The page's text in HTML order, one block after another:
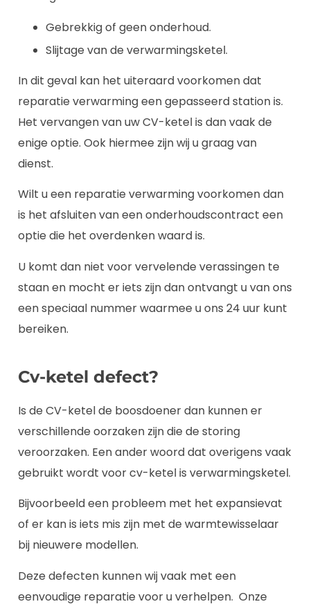
Gebrekkig of geen onderhoud.
Slijtage van de verwarmingsketel.
In dit geval kan het uiteraard voorkomen dat
reparatie verwarming een gepasseerd station is.
Het vervangen van uw CV-ketel is dan vaak de
enige optie. Ook hiermee zijn wij u graag van
dienst.
Wilt u een reparatie verwarming voorkomen dan
is het afsluiten van een onderhoudscontract een
optie die het overdenken waard is.
U komt dan niet voor vervelende verassingen te
staan en mocht er iets zijn dan ontvangt u van ons
een speciaal nummer waarmee u ons 24 uur kunt
bereiken.
Cv-ketel defect?
Is de CV-ketel de boosdoener dan kunnen er
verschillende oorzaken zijn die de storing
veroorzaken. Een ander woord dat overigens vaak
gebruikt wordt voor cv-ketel is verwarmingsketel.
Bijvoorbeeld een probleem met het expansievat
of er kan is iets mis zijn met de warmtewisselaar
bij nieuwere modellen.
Deze defecten kunnen wij vaak met een
eenvoudige reparatie voor u verhelpen. Onze